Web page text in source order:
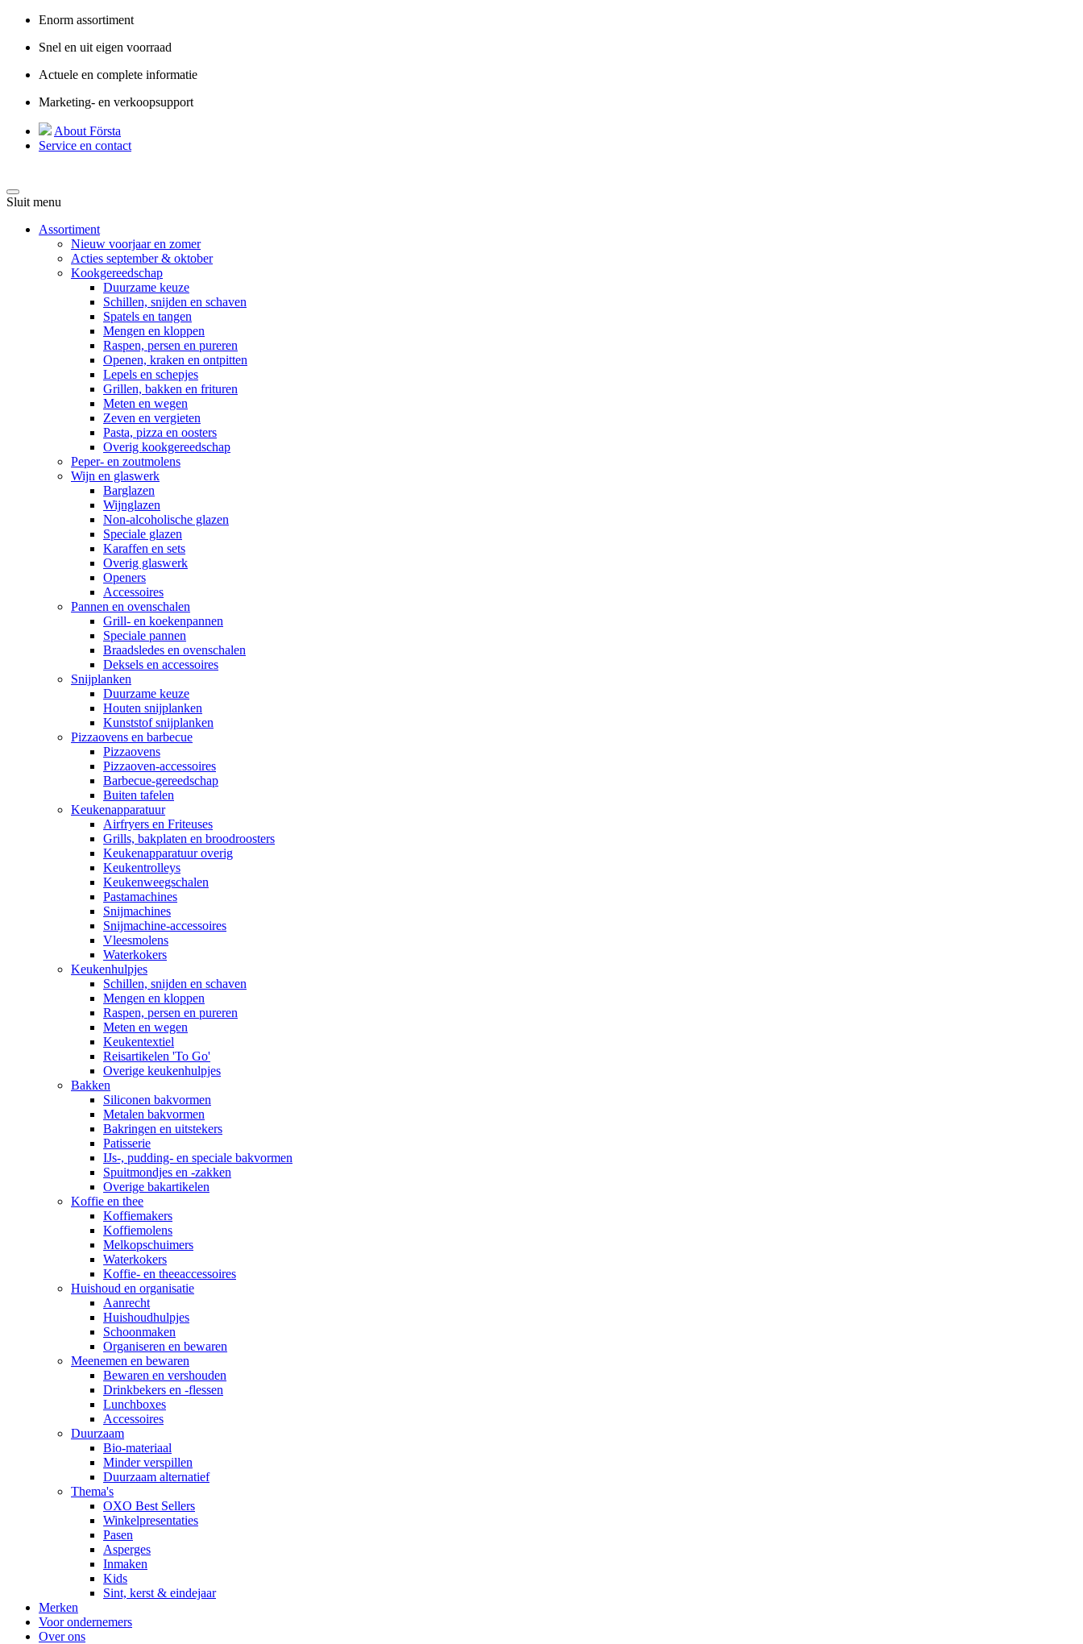
Enorm assortiment
Snel en uit eigen voorraad
Actuele en complete informatie
Marketing- en verkoopsupport
About Första
Service en contact
Sluit menu
Assortiment
Nieuw voorjaar en zomer
Acties september & oktober
Kookgereedschap
Duurzame keuze
Schillen, snijden en schaven
Spatels en tangen
Mengen en kloppen
Raspen, persen en pureren
Openen, kraken en ontpitten
Lepels en schepjes
Grillen, bakken en frituren
Meten en wegen
Zeven en vergieten
Pasta, pizza en oosters
Overig kookgereedschap
Peper- en zoutmolens
Wijn en glaswerk
Barglazen
Wijnglazen
Non-alcoholische glazen
Speciale glazen
Karaffen en sets
Overig glaswerk
Openers
Accessoires
Pannen en ovenschalen
Grill- en koekenpannen
Speciale pannen
Braadsledes en ovenschalen
Deksels en accessoires
Snijplanken
Duurzame keuze
Houten snijplanken
Kunststof snijplanken
Pizzaovens en barbecue
Pizzaovens
Pizzaoven-accessoires
Barbecue-gereedschap
Buiten tafelen
Keukenapparatuur
Airfryers en Friteuses
Grills, bakplaten en broodroosters
Keukenapparatuur overig
Keukentrolleys
Keukenweegschalen
Pastamachines
Snijmachines
Snijmachine-accessoires
Vleesmolens
Waterkokers
Keukenhulpjes
Schillen, snijden en schaven
Mengen en kloppen
Raspen, persen en pureren
Meten en wegen
Keukentextiel
Reisartikelen 'To Go'
Overige keukenhulpjes
Bakken
Siliconen bakvormen
Metalen bakvormen
Bakringen en uitstekers
Patisserie
IJs-, pudding- en speciale bakvormen
Spuitmondjes en -zakken
Overige bakartikelen
Koffie en thee
Koffiemakers
Koffiemolens
Melkopschuimers
Waterkokers
Koffie- en theeaccessoires
Huishoud en organisatie
Aanrecht
Huishoudhulpjes
Schoonmaken
Organiseren en bewaren
Meenemen en bewaren
Bewaren en vershouden
Drinkbekers en -flessen
Lunchboxes
Accessoires
Duurzaam
Bio-materiaal
Minder verspillen
Duurzaam alternatief
Thema's
OXO Best Sellers
Winkelpresentaties
Pasen
Asperges
Inmaken
Kids
Sint, kerst & eindejaar
Merken
Voor ondernemers
Over ons